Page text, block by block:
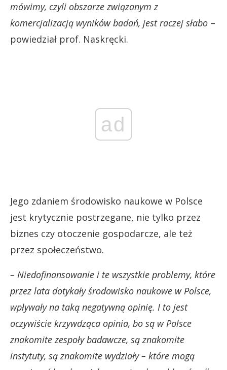
mówimy, czyli obszarze związanym z
komercjalizacją wyników badań, jest raczej słabo –
powiedział prof. Naskręcki.
ad
Jego zdaniem środowisko naukowe w Polsce
jest krytycznie postrzegane, nie tylko przez
biznes czy otoczenie gospodarcze, ale też
przez społeczeństwo.
– Niedofinansowanie i te wszystkie problemy, które
przez lata dotykały środowisko naukowe w Polsce,
wpływały na taką negatywną opinię. I to jest
oczywiście krzywdząca opinia, bo są w Polsce
znakomite zespoły badawcze, są znakomite
instytuty, są znakomite wydziały – które mogą